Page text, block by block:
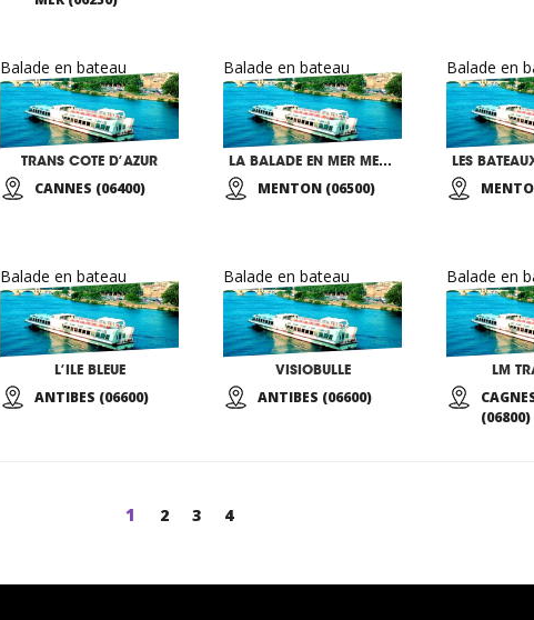
Balade en bateau
TRANS COTE D’AZUR
CANNES (06400)
Balade en bateau
LA BALADE EN MER MENTONNAISE
MENTON (06500)
Balade en
Balade en bateau
L’ILE BLEUE
ANTIBES (06600)
Balade en bateau
VISIOBULLE
ANTIBES (06600)
Balade en
LM
(06800)
Page
1 Page
2 Page
3 Page
4